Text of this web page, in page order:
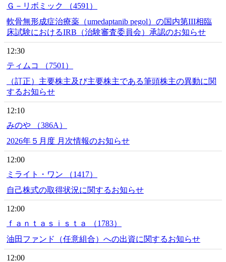
Ｇ－リボミック （4591）
軟骨無形成症治療薬（umedaptanib pegol）の国内第III相臨
床試験におけるIRB（治験審査委員会）承認のお知らせ
12:30
ティムコ （7501）
（訂正）主要株主及び主要株主である筆頭株主の異動に関
するお知らせ
12:10
みのや （386A）
2026年５月度 月次情報のお知らせ
12:00
ミライト・ワン （1417）
自己株式の取得状況に関するお知らせ
12:00
ｆａｎｔａｓｉｓｔａ （1783）
油田ファンド（任意組合）への出資に関するお知らせ
12:00